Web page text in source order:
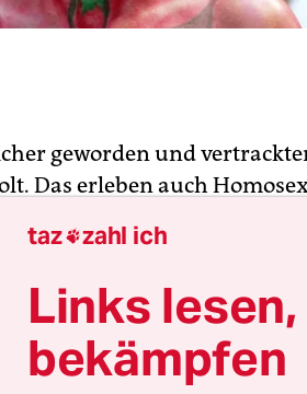
geworden und
Das erleben auch
die sie dann
gesteigerte
wollen davon nichts
taz zahl ich
Links
bekämpfen